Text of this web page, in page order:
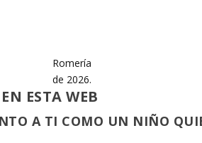
Romería
de 2026.
ESTA WEB
A TI COMO UN NIÑO